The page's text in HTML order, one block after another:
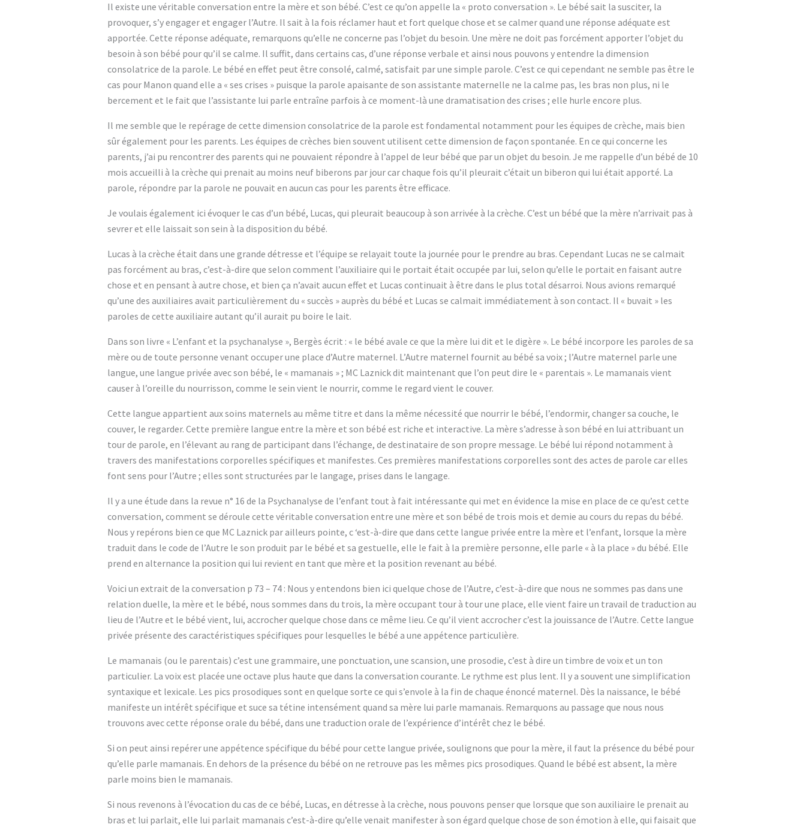
Il existe une véritable conversation entre la mère et son bébé. C’est ce qu’on appelle la « proto conversation ». Le bébé sait la susciter, la
provoquer, s’y engager et engager l’Autre. Il sait à la fois réclamer haut et fort quelque chose et se calmer quand une réponse adéquate est
apportée. Cette réponse adéquate, remarquons qu’elle ne concerne pas l’objet du besoin. Une mère ne doit pas forcément apporter l’objet du
besoin à son bébé pour qu’il se calme. Il suffit, dans certains cas, d’une réponse verbale et ainsi nous pouvons y entendre la dimension
consolatrice de la parole. Le bébé en effet peut être consolé, calmé, satisfait par une simple parole. C’est ce qui cependant ne semble pas être le
cas pour Manon quand elle a « ses crises » puisque la parole apaisante de son assistante maternelle ne la calme pas, les bras non plus, ni le
bercement et le fait que l’assistante lui parle entraîne parfois à ce moment-là une dramatisation des crises ; elle hurle encore plus.
Il me semble que le repérage de cette dimension consolatrice de la parole est fondamental notamment pour les équipes de crèche, mais bien
sûr également pour les parents. Les équipes de crèches bien souvent utilisent cette dimension de façon spontanée. En ce qui concerne les
parents, j’ai pu rencontrer des parents qui ne pouvaient répondre à l’appel de leur bébé que par un objet du besoin. Je me rappelle d’un bébé de 10
mois accueilli à la crèche qui prenait au moins neuf biberons par jour car chaque fois qu’il pleurait c’était un biberon qui lui était apporté. La
parole, répondre par la parole ne pouvait en aucun cas pour les parents être efficace.
Je voulais également ici évoquer le cas d’un bébé, Lucas, qui pleurait beaucoup à son arrivée à la crèche. C’est un bébé que la mère n’arrivait pas à
sevrer et elle laissait son sein à la disposition du bébé.
Lucas à la crèche était dans une grande détresse et l’équipe se relayait toute la journée pour le prendre au bras. Cependant Lucas ne se calmait
pas forcément au bras, c’est-à-dire que selon comment l’auxiliaire qui le portait était occupée par lui, selon qu’elle le portait en faisant autre
chose et en pensant à autre chose, et bien ça n’avait aucun effet et Lucas continuait à être dans le plus total désarroi. Nous avions remarqué
qu’une des auxiliaires avait particulièrement du « succès » auprès du bébé et Lucas se calmait immédiatement à son contact. Il « buvait » les
paroles de cette auxiliaire autant qu’il aurait pu boire le lait.
Dans son livre « L’enfant et la psychanalyse », Bergès écrit : « le bébé avale ce que la mère lui dit et le digère ». Le bébé incorpore les paroles de sa
mère ou de toute personne venant occuper une place d’Autre maternel. L’Autre maternel fournit au bébé sa voix ; l’Autre maternel parle une
langue, une langue privée avec son bébé, le « mamanais » ; MC Laznick dit maintenant que l’on peut dire le « parentais ». Le mamanais vient
causer à l’oreille du nourrisson, comme le sein vient le nourrir, comme le regard vient le couver.
Cette langue appartient aux soins maternels au même titre et dans la même nécessité que nourrir le bébé, l’endormir, changer sa couche, le
couver, le regarder. Cette première langue entre la mère et son bébé est riche et interactive. La mère s’adresse à son bébé en lui attribuant un
tour de parole, en l’élevant au rang de participant dans l’échange, de destinataire de son propre message. Le bébé lui répond notamment à
travers des manifestations corporelles spécifiques et manifestes. Ces premières manifestations corporelles sont des actes de parole car elles
font sens pour l’Autre ; elles sont structurées par le langage, prises dans le langage.
Il y a une étude dans la revue n° 16 de la Psychanalyse de l’enfant tout à fait intéressante qui met en évidence la mise en place de ce qu’est cette
conversation, comment se déroule cette véritable conversation entre une mère et son bébé de trois mois et demie au cours du repas du bébé.
Nous y repérons bien ce que MC Laznick par ailleurs pointe, c ‘est-à-dire que dans cette langue privée entre la mère et l’enfant, lorsque la mère
traduit dans le code de l’Autre le son produit par le bébé et sa gestuelle, elle le fait à la première personne, elle parle « à la place » du bébé. Elle
prend en alternance la position qui lui revient en tant que mère et la position revenant au bébé.
Voici un extrait de la conversation p 73 – 74 : Nous y entendons bien ici quelque chose de l’Autre, c’est-à-dire que nous ne sommes pas dans une
relation duelle, la mère et le bébé, nous sommes dans du trois, la mère occupant tour à tour une place, elle vient faire un travail de traduction au
lieu de l’Autre et le bébé vient, lui, accrocher quelque chose dans ce même lieu. Ce qu’il vient accrocher c’est la jouissance de l’Autre. Cette langue
privée présente des caractéristiques spécifiques pour lesquelles le bébé a une appétence particulière.
Le mamanais (ou le parentais) c’est une grammaire, une ponctuation, une scansion, une prosodie, c’est à dire un timbre de voix et un ton
particulier. La voix est placée une octave plus haute que dans la conversation courante. Le rythme est plus lent. Il y a souvent une simplification
syntaxique et lexicale. Les pics prosodiques sont en quelque sorte ce qui s’envole à la fin de chaque énoncé maternel. Dès la naissance, le bébé
manifeste un intérêt spécifique et suce sa tétine intensément quand sa mère lui parle mamanais. Remarquons au passage que nous nous
trouvons avec cette réponse orale du bébé, dans une traduction orale de l’expérience d’intérêt chez le bébé.
Si on peut ainsi repérer une appétence spécifique du bébé pour cette langue privée, soulignons que pour la mère, il faut la présence du bébé pour
qu’elle parle mamanais. En dehors de la présence du bébé on ne retrouve pas les mêmes pics prosodiques. Quand le bébé est absent, la mère
parle moins bien le mamanais.
Si nous revenons à l’évocation du cas de ce bébé, Lucas, en détresse à la crèche, nous pouvons penser que lorsque que son auxiliaire le prenait au
bras et lui parlait, elle lui parlait mamanais c’est-à-dire qu’elle venait manifester à son égard quelque chose de son émotion à elle, qui faisait que